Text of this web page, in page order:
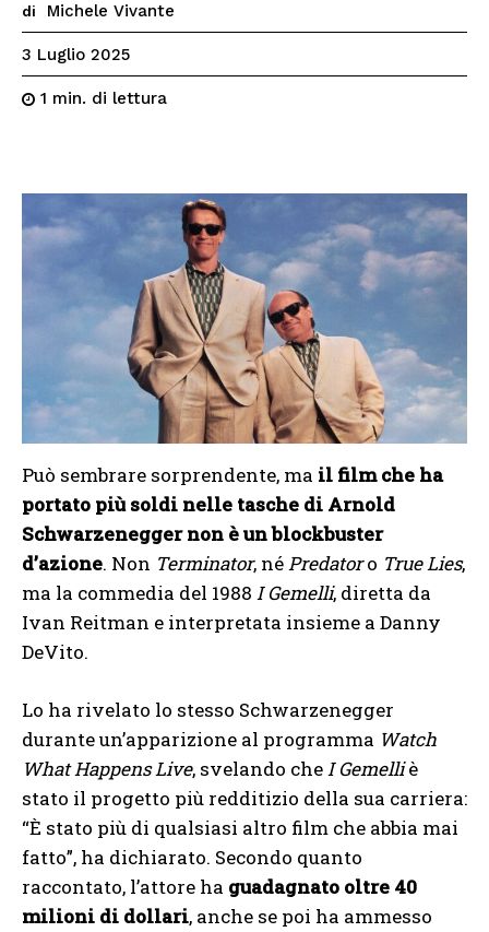
di Michele Vivante
3 Luglio 2025
1 min. di lettura
Può sembrare sorprendente, ma il film che ha
portato più soldi nelle tasche di Arnold
Schwarzenegger non è un blockbuster
d’azione. Non Terminator, néPredatoro True Lies,
ma la commedia del 1988 I Gemelli, diretta da
Ivan Reitman e interpretata insieme a Danny
DeVito.
Lo ha rivelato lo stesso Schwarzenegger
durante un’apparizione al programma Watch
What Happens Live, svelando cheI Gemelliè
stato il progetto più redditizio della sua carriera:
“È stato più di qualsiasi altro film che abbia mai
fatto”, ha dichiarato. Secondo quanto
raccontato, l’attore ha guadagnato oltre 40
milioni di dollari, anche se poi ha ammesso